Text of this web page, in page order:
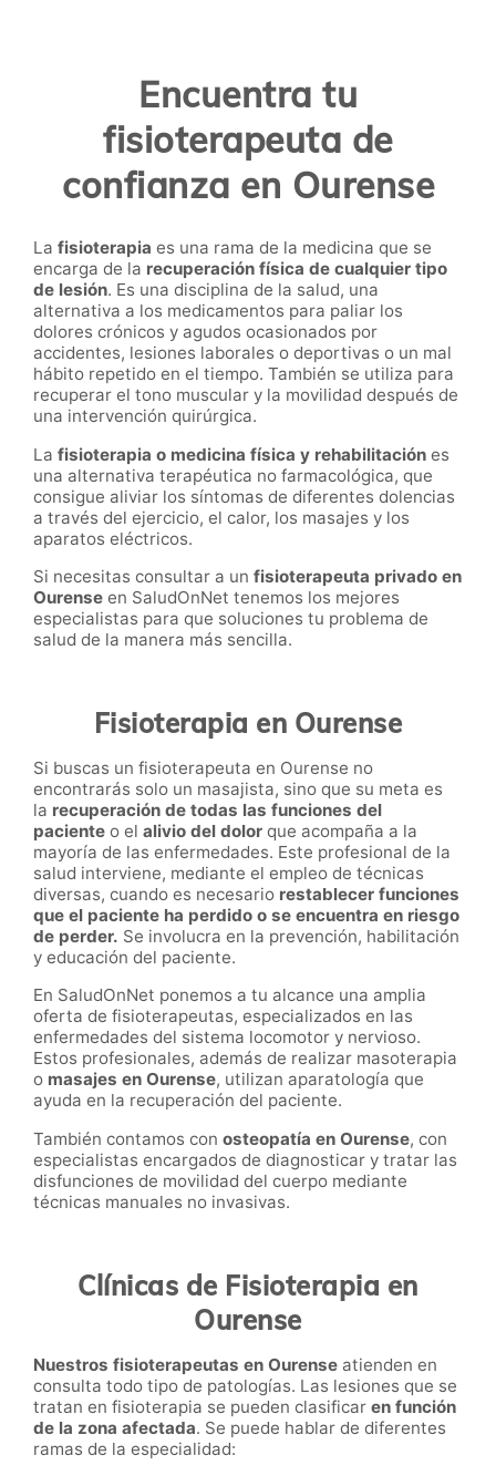
Encuentra tu
fisioterapeuta de
confianza en Ourense
La fisioterapia es una rama de la medicina que se
encarga de la recuperación física de cualquier tipo
de lesión. Es una disciplina de la salud, una
alternativa a los medicamentos para paliar los
dolores crónicos y agudos ocasionados por
accidentes, lesiones laborales o deportivas o un mal
hábito repetido en el tiempo. También se utiliza para
recuperar el tono muscular y la movilidad después de
una intervención quirúrgica.
La fisioterapia o medicina física y rehabilitación es
una alternativa terapéutica no farmacológica, que
consigue aliviar los síntomas de diferentes dolencias
a través del ejercicio, el calor, los masajes y los
aparatos eléctricos.
Si necesitas consultar a un fisioterapeuta privado en
Ourense en SaludOnNet tenemos los mejores
especialistas para que soluciones tu problema de
salud de la manera más sencilla.
Fisioterapia en Ourense
Si buscas un fisioterapeuta en Ourense no
encontrarás solo un masajista, sino que su meta es
la recuperación de todas las funciones del
paciente o el alivio del dolor que acompaña a la
mayoría de las enfermedades. Este profesional de la
salud interviene, mediante el empleo de técnicas
diversas, cuando es necesario restablecer funciones
que el paciente ha perdido o se encuentra en riesgo
de perder. Se involucra en la prevención, habilitación
y educación del paciente.
En SaludOnNet ponemos a tu alcance una amplia
oferta de fisioterapeutas, especializados en las
enfermedades del sistema locomotor y nervioso.
Estos profesionales, además de realizar masoterapia
o masajes en Ourense, utilizan aparatología que
ayuda en la recuperación del paciente.
También contamos con osteopatía en Ourense, con
especialistas encargados de diagnosticar y tratar las
disfunciones de movilidad del cuerpo mediante
técnicas manuales no invasivas.
Clínicas de Fisioterapia en
Ourense
Nuestros fisioterapeutas en Ourense atienden en
consulta todo tipo de patologías. Las lesiones que se
tratan en fisioterapia se pueden clasificar en función
de la zona afectada. Se puede hablar de diferentes
ramas de la especialidad: